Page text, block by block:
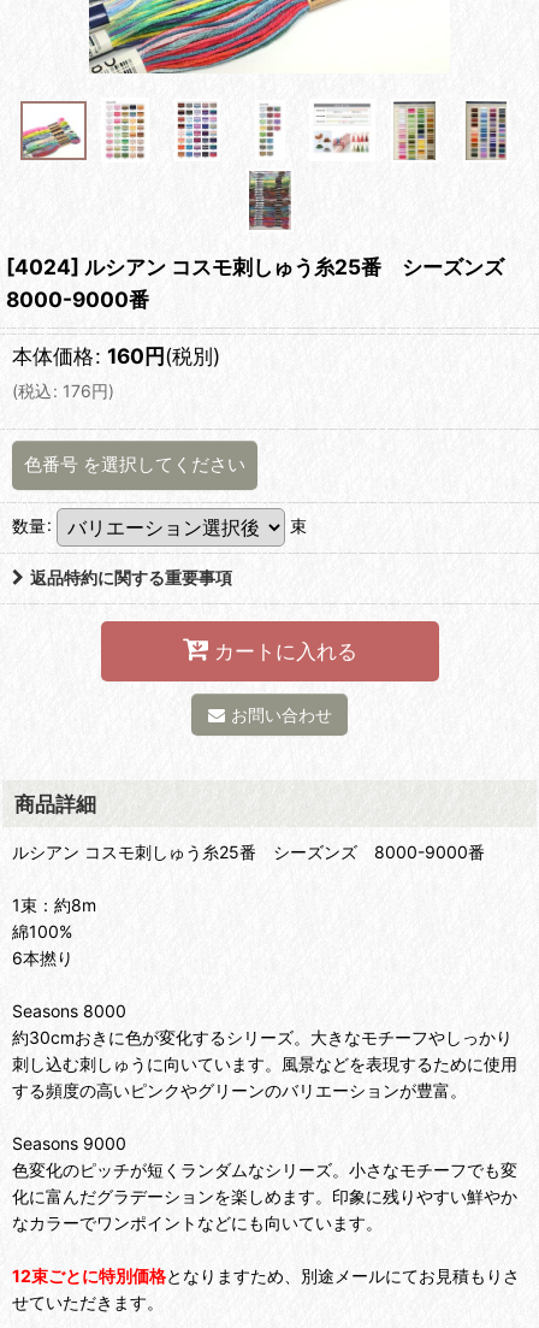
[4024] ルシアン コスモ刺しゅう糸25番 シーズンズ
8000-9000番
本体価格: 160円(税別)
(税込: 176円)
色番号 を選択してください
数量: 束
返品特約に関する重要事項
カートに入れる
お問い合わせ
商品詳細
ルシアン コスモ刺しゅう糸25番 シーズンズ 8000-9000番
1束：約8m
綿100%
6本撚り
Seasons 8000
約30cmおきに色が変化するシリーズ。大きなモチーフやしっかり
刺し込む刺しゅうに向いています。風景などを表現するために使用
する頻度の高いピンクやグリーンのバリエーションが豊富。
Seasons 9000
色変化のピッチが短くランダムなシリーズ。小さなモチーフでも変
化に富んだグラデーションを楽しめます。印象に残りやすい鮮やか
なカラーでワンポイントなどにも向いています。
12束ごとに特別価格となりますため、別途メールにてお見積もりさ
せていただきます。